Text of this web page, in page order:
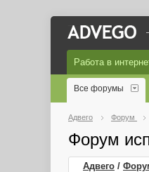
Работа в
Все форумы
Адвего Форум
Форум
Адвего /